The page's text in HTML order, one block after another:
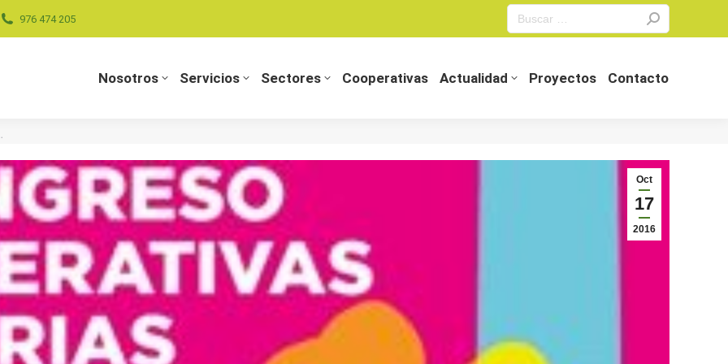
976 474 205
Search:
Nosotros Servicios Sectores Cooperativas Actualidad Proyectos Contacto
Oct
17
2016
Actualidad Proyectos Contacto